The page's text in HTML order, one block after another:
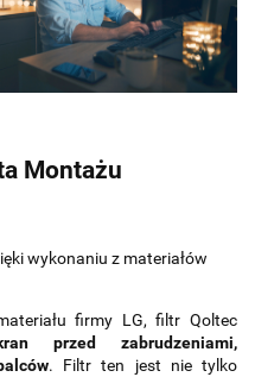
Montażu
wykonaniu z materiałów
firmy LG, filtr Qoltec
przed zabrudzeniami,
. Filtr ten jest nie tylko